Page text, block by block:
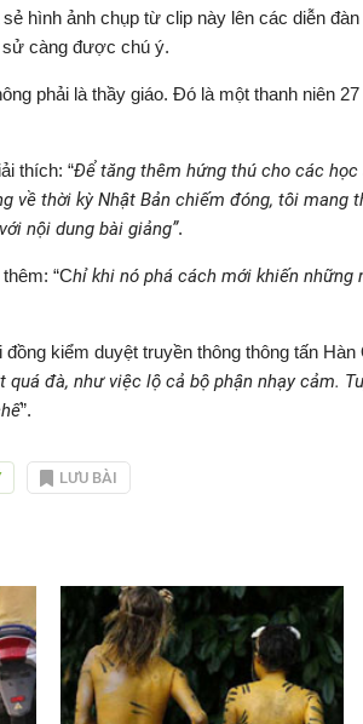
hình ảnh chụp từ clip này lên các diễn
sử càng được chú ý.
phải là thầy giáo. Đó là một thanh niên
thích: “Để tăng thêm hứng thú cho các
về thời kỳ Nhật Bản chiếm đóng, tôi mang
nội dung bài giảng”.
“Chỉ khi nó phá cách mới khiến những
kiểm duyệt truyền thông thông tấn Hàn
đà, như việc lộ cả bộ phận nhạy cảm.
”.
LƯU BÀI